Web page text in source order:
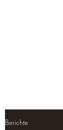
Berichte